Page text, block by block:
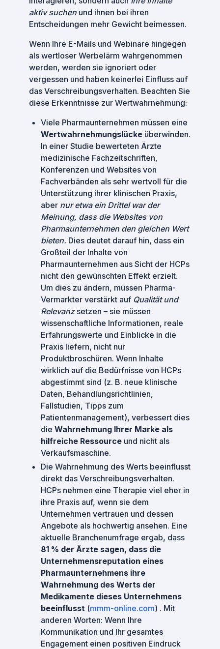
aktiv suchen und ihnen bei ihren
Entscheidungen mehr Gewicht beimessen.
Wenn Ihre E-Mails und Webinare hingegen
als wertloser Werbelärm wahrgenommen
werden, werden sie ignoriert oder
vergessen und haben keinerlei Einfluss auf
das Verschreibungsverhalten. Beachten Sie
diese Erkenntnisse zur Wertwahrnehmung:
Viele Pharmaunternehmen müssen eine
Wertwahrnehmungslücke überwinden.
In einer Studie bewerteten Ärzte
medizinische Fachzeitschriften,
Konferenzen und Websites von
Fachverbänden als sehr wertvoll für die
Unterstützung ihrer klinischen Praxis,
aber nur etwa ein Drittel war der
Meinung, dass die Websites von
Pharmaunternehmen den gleichen Wert
bieten. Dies deutet darauf hin, dass ein
Großteil der Inhalte von
Pharmaunternehmen aus Sicht der HCPs
nicht den gewünschten Effekt erzielt.
Um dies zu ändern, müssen Pharma-
Vermarkter verstärkt auf Qualität und
Relevanzsetzen – sie müssen
wissenschaftliche Informationen, reale
Erfahrungswerte und Einblicke in die
Praxis liefern, nicht nur
Produktbroschüren. Wenn Inhalte
wirklich auf die Bedürfnisse von HCPs
abgestimmt sind (z. B. neue klinische
Daten, Behandlungsrichtlinien,
Fallstudien, Tipps zum
Patientenmanagement), verbessert dies
die Wahrnehmung Ihrer Marke als
hilfreiche Ressource und nicht als
Verkaufsmaschine.
Die Wahrnehmung des Werts beeinflusst
direkt das Verschreibungsverhalten.
HCPs nehmen eine Therapie viel eher in
ihre Praxis auf, wenn sie dem
Unternehmen vertrauen und dessen
Angebote als hochwertig ansehen. Eine
aktuelle Branchenumfrage ergab, dass
81 % der Ärzte sagen, dass die
Unternehmensreputation eines
Pharmaunternehmens ihre
Wahrnehmung des Werts der
Medikamente dieses Unternehmens
beeinflusst ​ (mmm-online.com) . Mit
anderen Worten: Wenn Ihre
Kommunikation und Ihr gesamtes
Engagement einen positiven Eindruck